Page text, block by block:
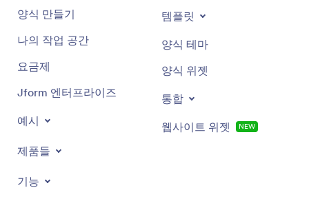
양식 만들기
나의 작업 공간
요금제
Jform 엔터프라이즈
예시
제품들
기능
템플릿
양식 테마
양식 위젯
통합
웹사이트 위젯 NEW